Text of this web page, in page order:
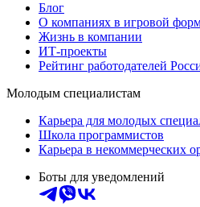
Блог
О компаниях в игровой
Жизнь в компании
ИТ-проекты
Рейтинг работодателей
Молодым специалистам
Карьера для молодых
Школа программистов
Карьера в некоммерческих
Боты для уведомлений